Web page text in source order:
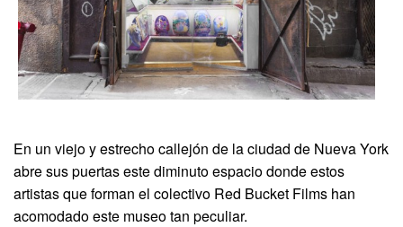
En un viejo y estrecho callejón de la ciudad de Nueva York
abre sus puertas este diminuto espacio donde estos
artistas que forman el colectivo Red Bucket Films han
acomodado este museo tan peculiar.